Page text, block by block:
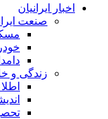
اخبار ایرانیان
صنعت
زندگی و